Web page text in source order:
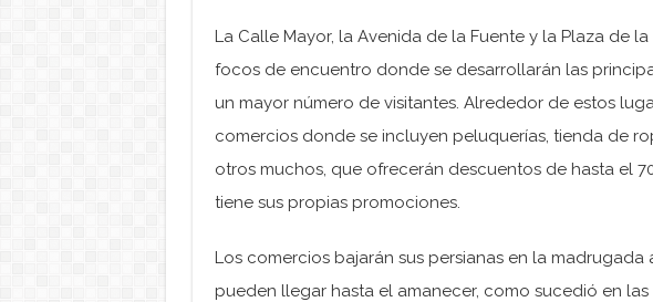
La Calle Mayor, la Avenida de la Fuente y la Plaza de
focos de encuentro donde se desarrollarán las
un mayor número de visitantes. Alrededor de estos
comercios donde se incluyen peluquerías, tienda de
otros muchos, que ofrecerán descuentos de hasta el
tiene sus propias promociones.
Los comercios bajarán sus persianas en la
pueden llegar hasta el amanecer, como sucedió en